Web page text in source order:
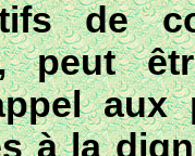
de
peut
aux
à la